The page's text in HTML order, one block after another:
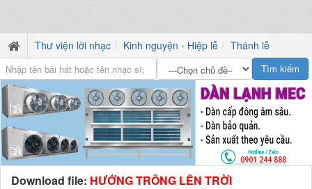
Thư viện lời nhạc Kinh nguyện - Hiệp lễ Thánh lễ
Download file: HƯỚNG TRÔNG LÊN TRỜI